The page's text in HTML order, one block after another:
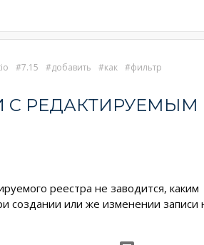
7.15 добавить как
фильтр
С РЕДАКТИРУЕМЫМ
реестра не заводится, каким
создании или же изменении записи